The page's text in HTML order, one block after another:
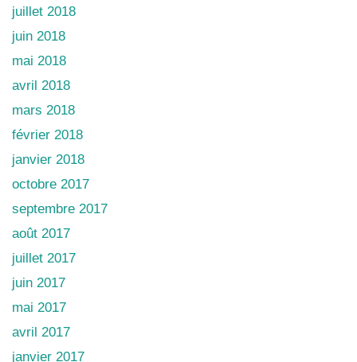
juillet 2018
juin 2018
mai 2018
avril 2018
mars 2018
février 2018
janvier 2018
octobre 2017
septembre 2017
août 2017
juillet 2017
juin 2017
mai 2017
avril 2017
janvier 2017